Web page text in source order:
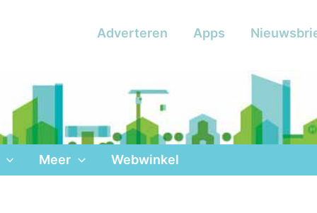
Adverteren Apps
Meer Webwinkel